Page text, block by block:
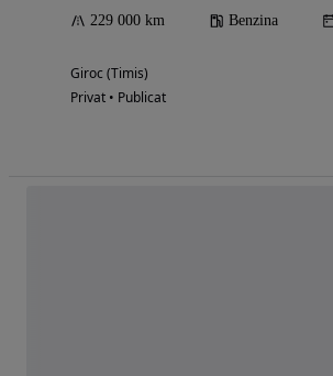
229 000 km Benzina
Giroc (Timis)
Privat • Publicat